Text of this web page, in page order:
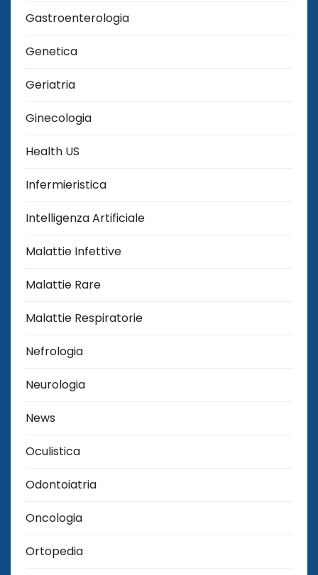
Gastroenterologia
Genetica
Geriatria
Ginecologia
Health US
Infermieristica
Intelligenza Artificiale
Malattie Infettive
Malattie Rare
Malattie Respiratorie
Nefrologia
Neurologia
News
Oculistica
Odontoiatria
Oncologia
Ortopedia